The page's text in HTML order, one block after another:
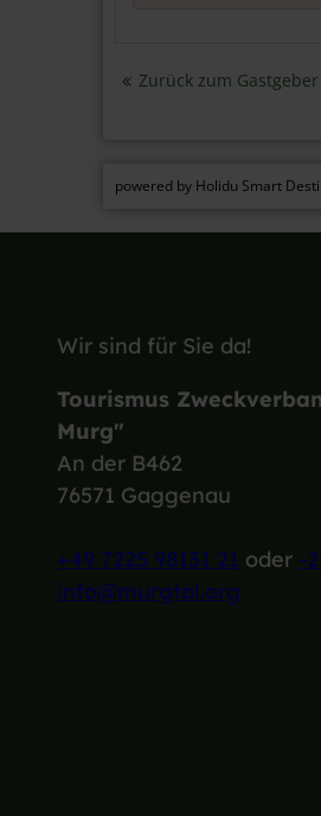
Zurück zum Gastgeber
powered by Holidu Smart
Wir sind für Sie da!
Tourismus
Murg"
An der B462
76571 Gaggenau
+49 7225 98131 21 oder -
info@murgtal.org